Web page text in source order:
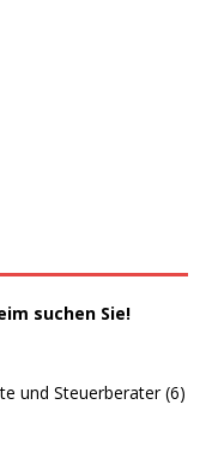
suchen Sie!
und Steuerberater (6)